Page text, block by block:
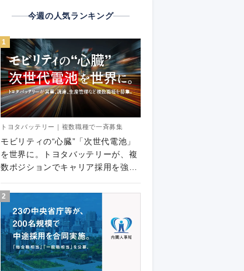
今週の人気ランキング
1
トヨタバッテリー｜複数職種で一斉募集
モビリティの“心臓”「次世代電池」
を世界に。トヨタバッテリーが、複
数ポジションでキャリア採用を強
2